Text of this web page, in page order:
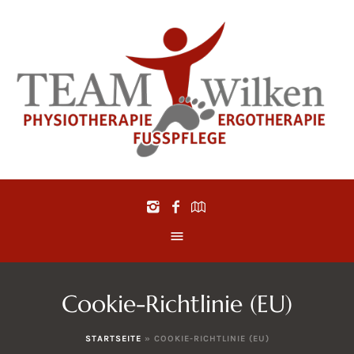
Cookie-Richtlinie (EU)
STARTSEITE » COOKIE-RICHTLINIE (EU)